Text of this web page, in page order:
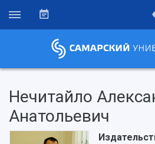
Нечитайло
Анатольевич